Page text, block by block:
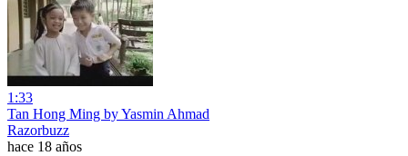
1:33
Tan Hong Ming by Yasmin Ahmad
Razorbuzz
hace 18 años